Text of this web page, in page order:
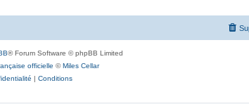
® Forum Software © phpBB Limited
officielle ©Miles Cellar
| Conditions